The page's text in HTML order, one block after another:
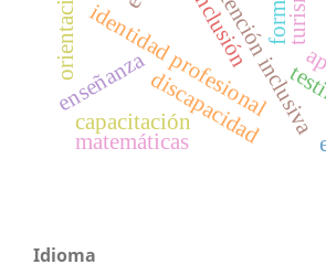
atención inclusiva
identidad profesional
enseñanza
inclusión
discapacidad
capacitación
matemáticas
Idioma